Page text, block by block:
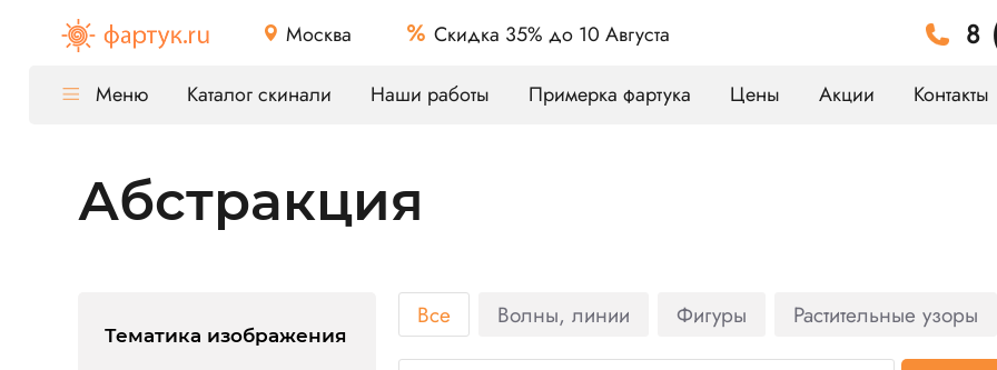
Москва Скидка 35% до 10 Августа 8
Меню Каталог скинали Наши работы Примерка фартука Цены Акции Контакты
Абстракция
Тематика изображения
Все Волны, линии Фигуры Растительные узоры